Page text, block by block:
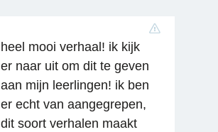
heel mooi verhaal! ik kijk
er naar uit om dit te geven
aan mijn leerlingen! ik ben
er echt van aangegrepen,
dit soort verhalen maakt